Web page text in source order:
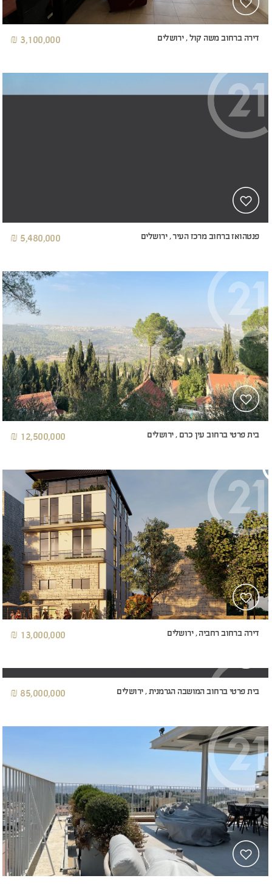
דירה ברחוב משה קול , ירושלים 3,100,000 ₪
פנטהואז ברחוב מרכז העיר , ירושלים 5,480,000 ₪
בית פרטי ברחוב עין כרם , ירושלים 12,500,000 ₪
דירה ברחוב רחביה , ירושלים 13,000,000 ₪
בית פרטי ברחוב המושבה הגרמנית , ירושלים 85,000,000 ₪